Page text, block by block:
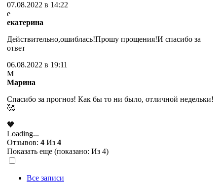
07.08.2022 в 14:22
е
екатерина
Действительно,ошиблась!Прошу прощения!И спасибо за
ответ
06.08.2022 в 19:11
М
Марина
Спасибо за прогноз! Как бы то ни было, отличной недельки!
🥰
🧡
Loading...
Отзывов: 4 Из 4
Показать еще (показано: Из 4)
Все записи